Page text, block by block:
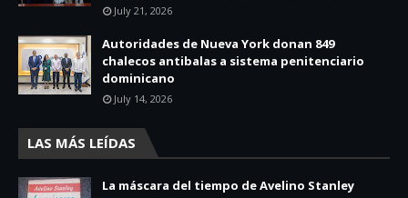
July 21, 2026
Autoridades de Nueva York donan 849
chalecos antibalas a sistema penitenciario
dominicano
July 14, 2026
LAS MÁS LEÍDAS
La máscara del tiempo de Avelino Stanley